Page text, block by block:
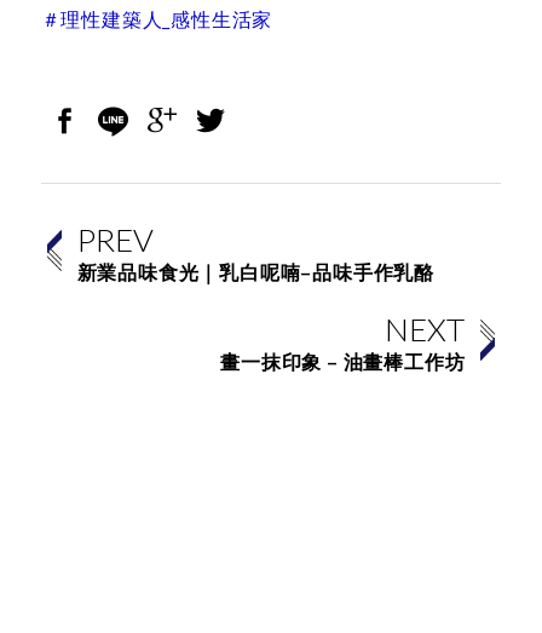
＃理性建築人_感性生活家
PREV
新業品味食光｜乳白呢喃–品味手作乳酪
NEXT
畫一抹印象 – 油畫棒工作坊